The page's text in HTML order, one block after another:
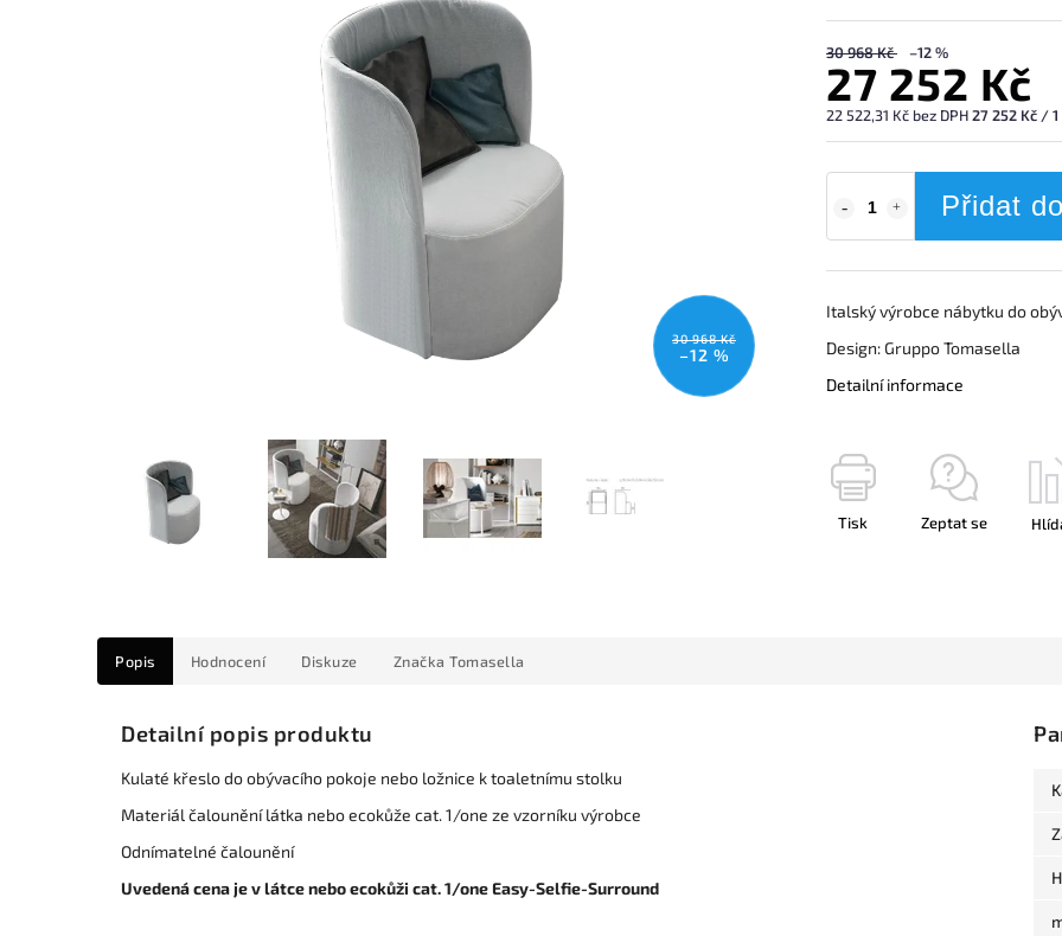
30 968 Kč
–12 %
30 968 Kč –12 %
27 252 Kč
22 522,31 Kč bez DPH27 252 Kč /
Přidat
Italský výrobce nábytku do
Design: Gruppo Tomasella
Detailní informace
Tisk Zeptat se
Popis Hodnocení Diskuze Značka Tomasella
Detailní popis produktu
Kulaté křeslo do obývacího pokoje nebo ložnice k toaletnímu stolku
Materiál čalounění látka nebo ecokůže cat. 1/one ze vzorníku výrobce
Odnímatelné čalounění
Uvedená cena je v látce nebo ecokůži cat. 1/one Easy-Selfie-Surround